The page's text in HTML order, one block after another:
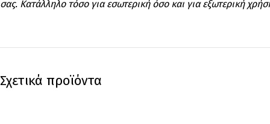
σας. Κατάλληλο τόσο για εσωτερική όσο και για εξωτερική
Σχετικά προϊόντα